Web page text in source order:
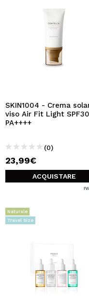
SKIN1004 - Crema
viso Air Fit Light SPF30
PA++++
(0)
23,99€
ACQUISTARE
Naturale
Travel Size